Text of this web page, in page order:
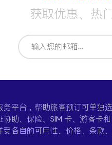
获取优惠、热
平台，帮助旅客预订可单独选
助、保险、SIM 卡、游客卡和
各自的可用性、价格、条款